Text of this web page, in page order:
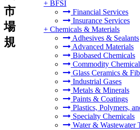
+ BFSI
Financial Services
Insurance Services
+ Chemicals & Materials
Adhesives & Sealants
Advanced Materials
Biobased Chemicals
Commodity
Glass Ceramics &
Industrial Gases
Metals & Minerals
Paints & Coatings
Plastics, Polymers,
Specialty Chemicals
Water & Wastewater
市
場
規